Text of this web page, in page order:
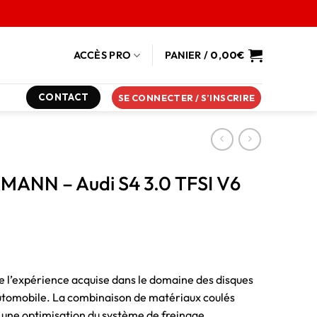
ACCÈS PRO PANIER / 0,00€
CONTACT SE CONNECTER / S’INSCRIRE
– Audi S4 3.0 TFSI V6
acquise dans le domaine des disques
La combinaison de matériaux coulés